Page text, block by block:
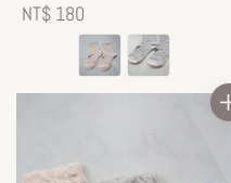
Regular
NT$ 180